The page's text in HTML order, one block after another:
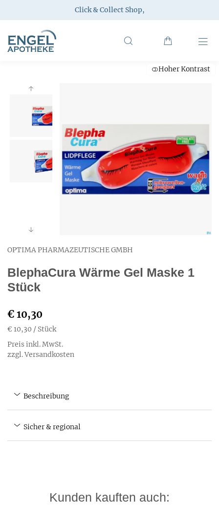
Click & Collect Shop,
Hoher Kontrast
OPTIMA PHARMAZEUTISCHE GMBH
BlephaCura Wärme Gel Maske 1
Stück
€ 10,30
€ 10,30 / Stück
Preis inkl. MwSt.
zzgl. Versandkosten
Beschreibung
Sicher & regional
Kunden kauften auch: